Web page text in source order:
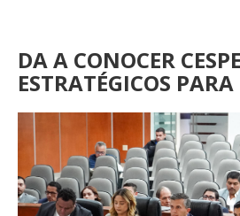
DA A CONOCER
ESTRATÉGICOS